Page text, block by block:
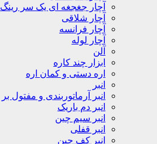
آچار جغجغه ای یک سر رینگ
آچار شلاقی
آچار فرانسه
آچار لوله
آلن
ابزار چند کاره
اره دستی و کمان اره
انبر
انبر آرماتوربندی و مفتول بر
انبر دم باریک
انبر سیم چین
انبر قفلی
انبر کف چین